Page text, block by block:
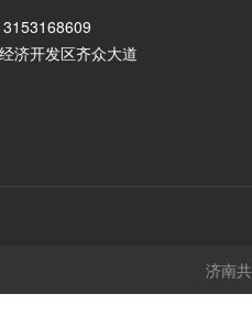
济开发区齐众大道
济南